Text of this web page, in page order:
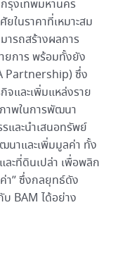
รุงเทพมหานคร
ในราคาที่เหมาะสม
ารถสร้างผลการ
ยการ พร้อมทั้งยัง
Partnership) ซึ่ง
จและเพิ่มแหล่งราย
าพในการพัฒนา
และนำเสนอทรัพย์
นาและเพิ่มมูลค่า ทั้ง
ะที่ดินเปล่า เพื่อพลิก
า” ซึ่งกลยุทธ์ดัง
บ BAM ได้อย่าง